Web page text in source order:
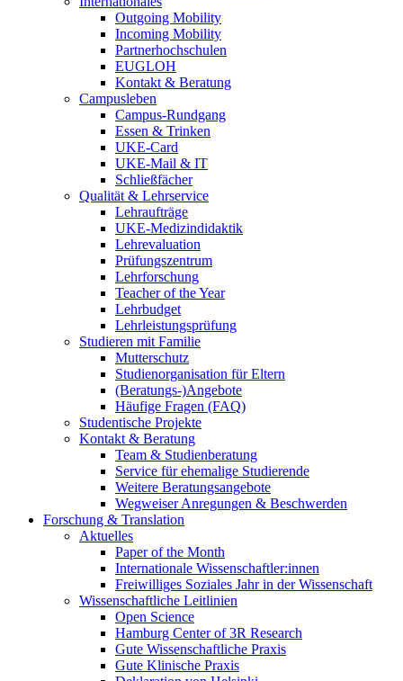
Outgoing Mobility
Incoming Mobility
Partnerhochschulen
EUGLOH
Kontakt & Beratung
Campusleben
Campus-Rundgang
Essen & Trinken
UKE-Card
UKE-Mail & IT
Schließfächer
Qualität & Lehrservice
Lehraufträge
UKE-Medizindidaktik
Lehrevaluation
Prüfungszentrum
Lehrforschung
Teacher of the Year
Lehrbudget
Lehrleistungsprüfung
Studieren mit Familie
Mutterschutz
Studienorganisation für Eltern
(Beratungs-)Angebote
Häufige Fragen (FAQ)
Studentische Projekte
Kontakt & Beratung
Team & Studienberatung
Service für ehemalige Studierende
Weitere Beratungsangebote
Wegweiser Anregungen & Beschwerden
Forschung & Translation
Aktuelles
Paper of the Month
Internationale Wissenschaftler:innen
Freiwilliges Soziales Jahr in der Wissenschaft
Wissenschaftliche Leitlinien
Open Science
Hamburg Center of 3R Research
Gute Wissenschaftliche Praxis
Gute Klinische Praxis